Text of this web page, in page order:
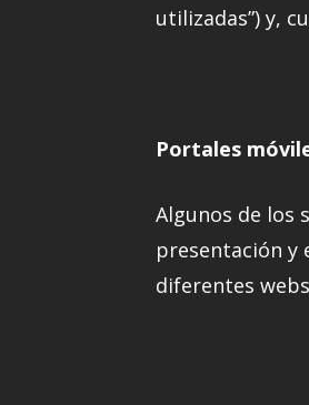
utilizadas”) y,
Portales
Algunos de los
presentación y
diferentes